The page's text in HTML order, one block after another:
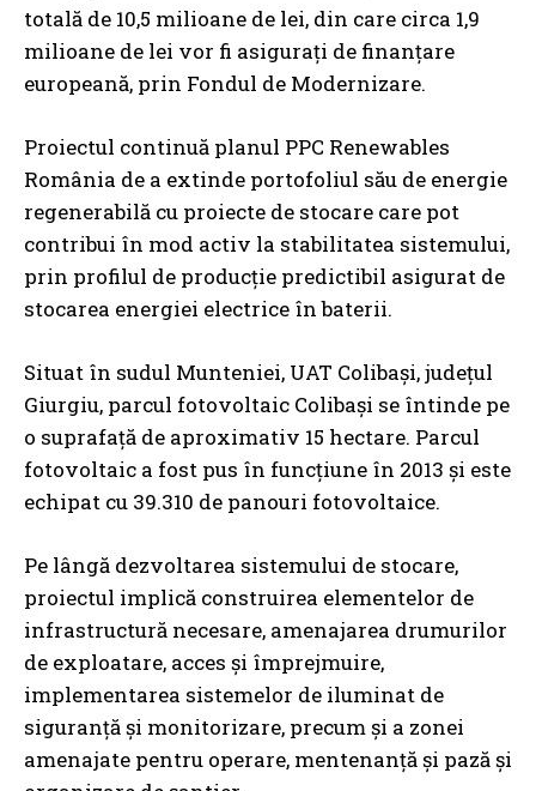
totală de 10,5 milioane de lei, din care circa 1,9
milioane de lei vor fi asigurați de finanțare
europeană, prin Fondul de Modernizare.
Proiectul continuă planul PPC Renewables
România de a extinde portofoliul său de energie
regenerabilă cu proiecte de stocare care pot
contribui în mod activ la stabilitatea sistemului,
prin profilul de producție predictibil asigurat de
stocarea energiei electrice în baterii.
Situat în sudul Munteniei, UAT Colibași, județul
Giurgiu, parcul fotovoltaic Colibași se întinde pe
o suprafață de aproximativ 15 hectare. Parcul
fotovoltaic a fost pus în funcțiune în 2013 și este
echipat cu 39.310 de panouri fotovoltaice.
Pe lângă dezvoltarea sistemului de stocare,
proiectul implică construirea elementelor de
infrastructură necesare, amenajarea drumurilor
de exploatare, acces și împrejmuire,
implementarea sistemelor de iluminat de
siguranță și monitorizare, precum și a zonei
amenajate pentru operare, mentenanță și pază și